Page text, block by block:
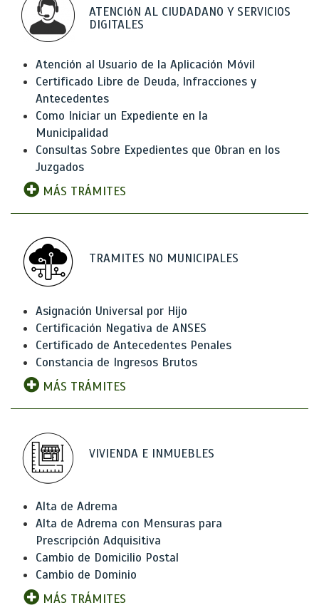
ATENCIóN AL CIUDADANO Y SERVICIOS
DIGITALES
Atención al Usuario de la Aplicación Móvil
Certificado Libre de Deuda, Infracciones y
Antecedentes
Como Iniciar un Expediente en la
Municipalidad
Consultas Sobre Expedientes que Obran en los
Juzgados
MÁS TRÁMITES
TRAMITES NO MUNICIPALES
Asignación Universal por Hijo
Certificación Negativa de ANSES
Certificado de Antecedentes Penales
Constancia de Ingresos Brutos
MÁS TRÁMITES
VIVIENDA E INMUEBLES
Alta de Adrema
Alta de Adrema con Mensuras para
Prescripción Adquisitiva
Cambio de Domicilio Postal
Cambio de Dominio
MÁS TRÁMITES